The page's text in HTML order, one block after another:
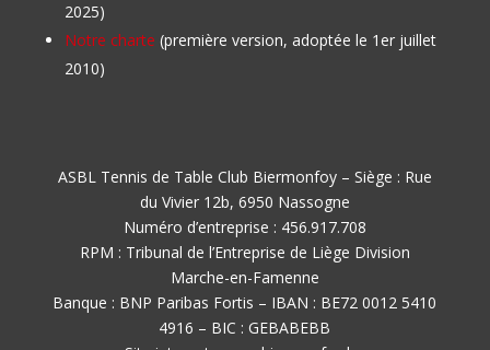
2025)
Notre charte (première version, adoptée le 1er juillet
2010)
ASBL Tennis de Table Club Biermonfoy – Siège : Rue
du Vivier 12b, 6950 Nassogne
Numéro d’entreprise : 456.917.708
RPM : Tribunal de l’Entreprise de Liège Division
Marche-en-Famenne
Banque : BNP Paribas Fortis – IBAN : BE72 0012 5410
4916 – BIC : GEBABEBB